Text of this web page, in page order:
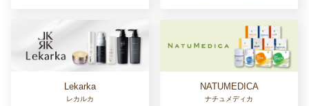
Lekarka
レカルカ
NATUMEDICA
ナチュメディカ